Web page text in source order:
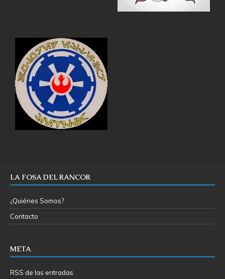
LA FOSA DEL RANCOR
¿Quiénes Somos?
Contacto
META
RSS de las entradas